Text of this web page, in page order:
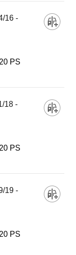
16 -
PS
18 -
PS
19 -
PS